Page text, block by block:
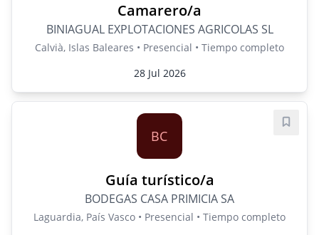
Camarero/a
BINIAGUAL EXPLOTACIONES AGRICOLAS SL
Calvià, Islas Baleares • Presencial • Tiempo completo
28 Jul 2026
BC
Guía turístico/a
BODEGAS CASA PRIMICIA SA
Laguardia, País Vasco • Presencial • Tiempo completo